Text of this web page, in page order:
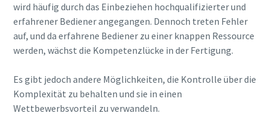
Maßzeichnungen, Informationen zu Ersatzteilen, Produkt
-und Bedienungsanleitungen sowie weitere Information
zu unseren Produkten finden Sie in unserem ServAid.
Hier geht's zu unserem ServAid
wird häufig durch das Einbeziehen hochqualifizierter und
erfahrener Bediener angegangen. Dennoch treten Fehler
auf, und da erfahrene Bediener zu einer knappen Ressource
werden, wächst die Kompetenzlücke in der Fertigung.
Es gibt jedoch andere Möglichkeiten, die Kontrolle über die
Komplexität zu behalten und sie in einen
Wettbewerbsvorteil zu verwandeln.